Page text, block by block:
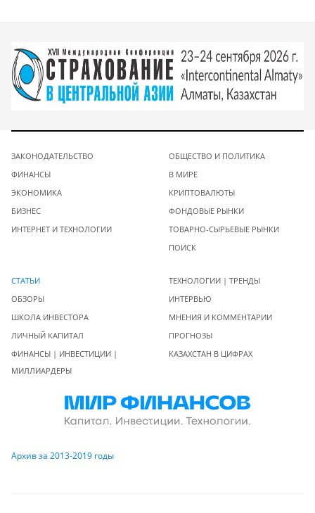
ЗАКОНОДАТЕЛЬСТВО
ФИНАНСЫ
ЭКОНОМИКА
БИЗНЕС
ИНТЕРНЕТ И ТЕХНОЛОГИИ
ОБЩЕСТВО И ПОЛИТИКА
В МИРЕ
КРИПТОВАЛЮТЫ
ФОНДОВЫЕ РЫНКИ
ТОВАРНО-СЫРЬЕВЫЕ РЫНКИ
ПОИСК
СТАТЬИ
ОБЗОРЫ
ШКОЛА ИНВЕСТОРА
ЛИЧНЫЙ КАПИТАЛ
ФИНАНСЫ | ИНВЕСТИЦИИ |
МИЛЛИАРДЕРЫ
ТЕХНОЛОГИИ | ТРЕНДЫ
ИНТЕРВЬЮ
МНЕНИЯ И КОММЕНТАРИИ
ПРОГНОЗЫ
КАЗАХСТАН В ЦИФРАХ
Архив за 2013-2019 годы